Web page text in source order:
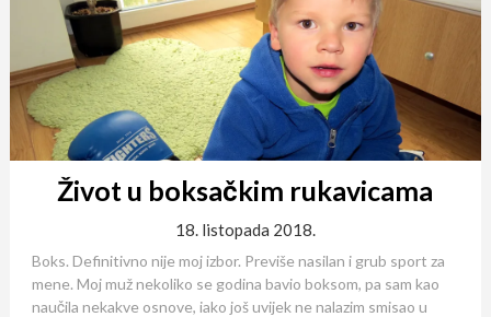
Život u boksačkim rukavicama
18. listopada 2018.
Boks. Definitivno nije moj izbor. Previše nasilan i grub sport za
mene. Moj muž nekoliko se godina bavio boksom, pa sam kao
naučila nekakve osnove, iako još uvijek ne nalazim smisao u